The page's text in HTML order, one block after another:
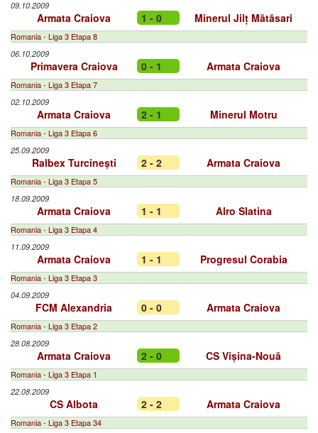
09.10.2009
Armata Craiova 1 - 0 Minerul Jilț Mătăsari
Romania - Liga 3 Etapa 8
06.10.2009
Primavera Craiova 0 - 1 Armata Craiova
Romania - Liga 3 Etapa 7
02.10.2009
Armata Craiova 2 - 1 Minerul Motru
Romania - Liga 3 Etapa 6
25.09.2009
Ralbex Turcinești 2 - 2 Armata Craiova
Romania - Liga 3 Etapa 5
18.09.2009
Armata Craiova 1 - 1 Alro Slatina
Romania - Liga 3 Etapa 4
11.09.2009
Armata Craiova 1 - 1 Progresul Corabia
Romania - Liga 3 Etapa 3
04.09.2009
FCM Alexandria 0 - 0 Armata Craiova
Romania - Liga 3 Etapa 2
28.08.2009
Armata Craiova 2 - 0 CS Vișina-Nouă
Romania - Liga 3 Etapa 1
22.08.2009
CS Albota 2 - 2 Armata Craiova
Romania - Liga 3 Etapa 34